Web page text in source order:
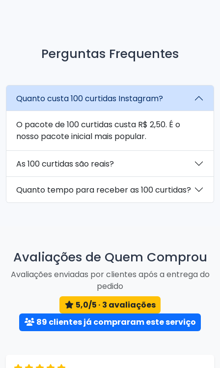
Perguntas Frequentes
Quanto custa 100 curtidas Instagram?
O pacote de 100 curtidas custa R$ 2,50. É o
nosso pacote inicial mais popular.
As 100 curtidas são reais?
Quanto tempo para receber as 100 curtidas?
Avaliações de Quem Comprou
Avaliações enviadas por clientes após a entrega do
pedido
5,0/5 · 3 avaliações
89 clientes já compraram este serviço